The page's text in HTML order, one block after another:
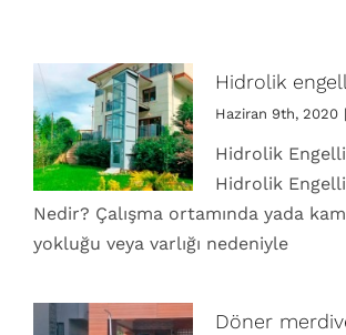
Hidrolik
Haziran 9th, 2020 |
Hidrolik
Hidrolik
Nedir? Çalışma ortamında yada
yokluğu veya varlığı nedeniyle
Döner